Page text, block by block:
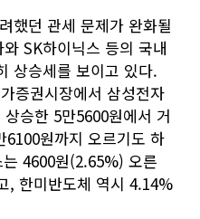
했던 관세 문제가 완화될
SK하이닉스 등의 국내
상승세를 보이고 있다.
증권시장에서 삼성전자
승한 5만5600원에서 거
원까지 오르기도 하
4600원(2.65%) 오른
, 한미반도체 역시 4.14%